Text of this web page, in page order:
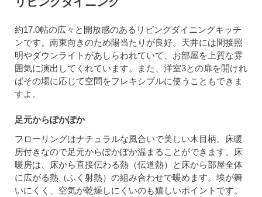
約17.0帖の広々と開放感のあるリビングダイニングキッチ
ンです。南東向きのため陽当たりが良好。天井には間接照
明やダウンライトがあしらわれていて、お部屋を上質な雰
囲気に演出してくれています。また、洋室3との扉を開けれ
ばその場に応じて空間をフレキシブルに使うこともできま
すよ。
足元からぽかぽか
フローリングはナチュラルな風合いで美しい木目柄。床暖
房付きなので足元からぽかぽか温まることができます。床
暖房は、床から直接伝わる熱（伝道熱）と床から部屋全体
に広がる熱（ふく射熱）の組み合わせで暖めます。埃が舞
いにくく、空気が乾燥しにくいのも嬉しいポイントです。